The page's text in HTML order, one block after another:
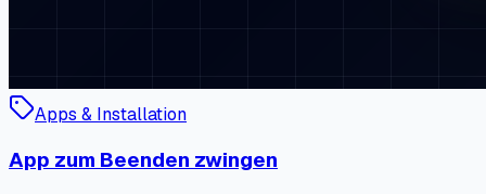
Apps & Installation
App zum Beenden zwingen